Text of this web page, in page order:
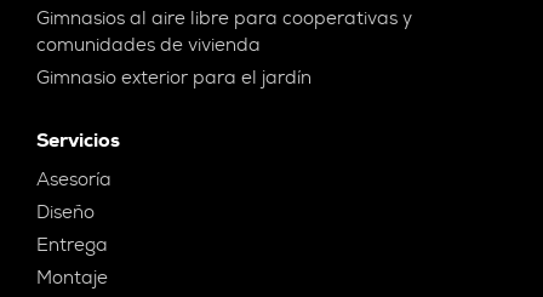
Gimnasios al aire libre para cooperativas y
comunidades de vivienda
Gimnasio exterior para el jardín
Servicios
Asesoría
Diseño
Entrega
Montaje